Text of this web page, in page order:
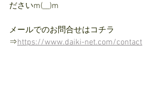
ださいm(__)m
メールでのお問合せはコチラ
⇒https://www.daiki-net.com/contact